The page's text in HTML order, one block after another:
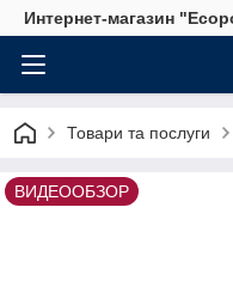
Интернет-магазин
Товари та послуги
ВИДЕООБЗОР